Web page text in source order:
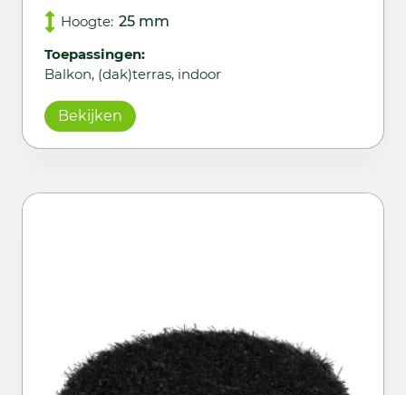
Hoogte: 25 mm
Toepassingen:
Balkon, (dak)terras, indoor
Bekijken